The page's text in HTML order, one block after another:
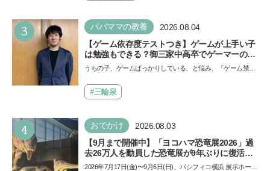
3 パパママの教養 2026.08.04
【ゲーム依存度テストつき】ゲームが上手い子
は勉強もできる？御三家中高卒でゲーマーの医
師・阿部智史さんが教えるゲームしながら受験
うちの子、ゲームばっかりしている、と悩み、「ゲーム禁
も…#三輪泉
4 おでかけ 2026.08.03
【9月まで開催中】「ヨコハマ恐竜展2026」過
去26万人を動員した恐竜展が9年ぶりに復活！
夏休みのおでかけで楽しむポイントを完全ガイ
2026年7月17日(金)〜9月6日(日)、パシフィコ横浜 展示ホール